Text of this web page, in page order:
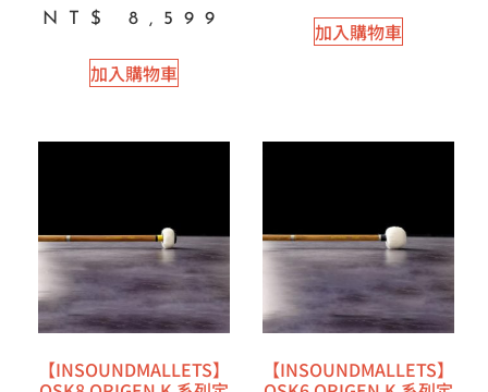
NT$ 8,599
加入購物車
加入購物車
【INSOUNDMALLETS】 【INSOUNDMALLETS】